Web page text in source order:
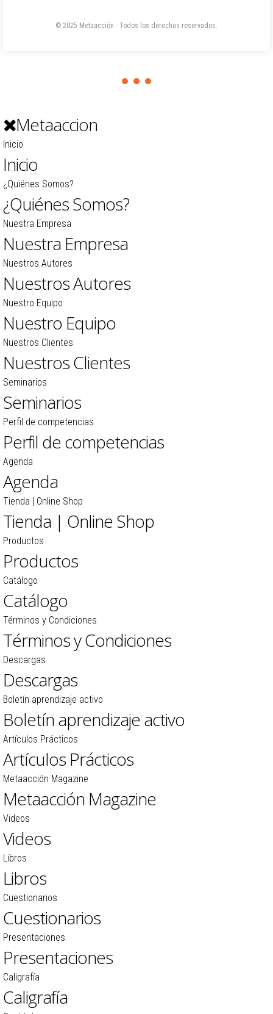
© 2025 Metaacción - Todos los derechos reservados.
Metaaccion
Inicio
Inicio
¿Quiénes Somos?
¿Quiénes Somos?
Nuestra Empresa
Nuestra Empresa
Nuestros Autores
Nuestros Autores
Nuestro Equipo
Nuestro Equipo
Nuestros Clientes
Nuestros Clientes
Seminarios
Seminarios
Perfil de competencias
Perfil de competencias
Agenda
Agenda
Tienda | Online Shop
Tienda | Online Shop
Productos
Productos
Catálogo
Catálogo
Términos y Condiciones
Términos y Condiciones
Descargas
Descargas
Boletín aprendizaje activo
Boletín aprendizaje activo
Artículos Prácticos
Artículos Prácticos
Metaacción Magazine
Metaacción Magazine
Videos
Videos
Libros
Libros
Cuestionarios
Cuestionarios
Presentaciones
Presentaciones
Caligrafía
Caligrafía